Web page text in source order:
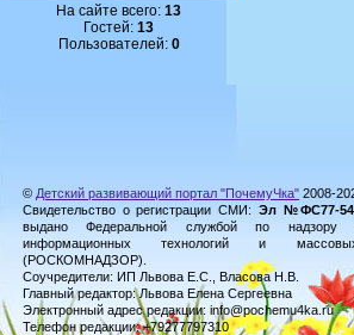
На сайте всего:13
Гостей:13
Пользователей: 0
© Детский развивающий портал "ПочемуЧка" 2008-
Свидетельство о регистрации СМИ: Эл №ФС77-
выдано Федеральной службой по
информационных технологий и
(РОСКОМНАДЗОР).
Соучредители: ИП Львова Е.С., Власова Н.В.
Главный редактор: Львова Елена Сергеевна
Электронный адрес редакции: info@pochemu4ka.ru
Телефон редакции: +79277797310